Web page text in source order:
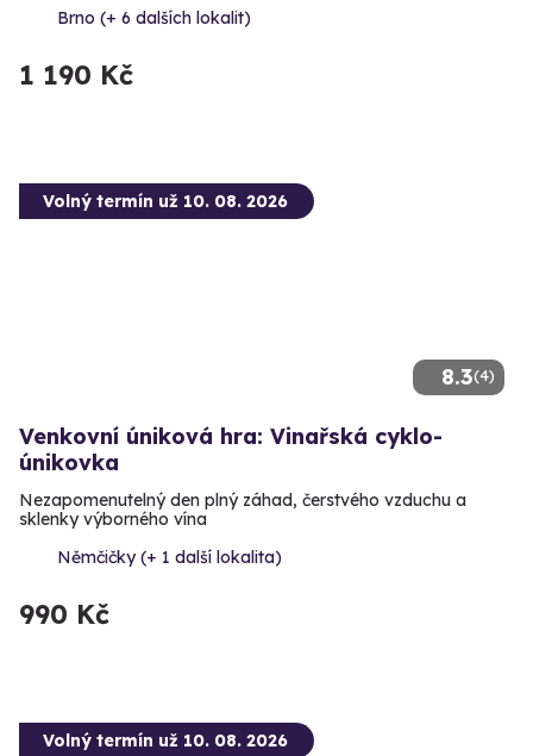
Brno (+ 6 dalších lokalit)
1 190 Kč
8.3(4)
Volný termín už 10. 08. 2026
Venkovní úniková hra: Vinařská cyklo-
únikovka
Nezapomenutelný den plný záhad, čerstvého vzduchu a
sklenky výborného vína
Němčičky (+ 1 další lokalita)
990 Kč
Volný termín už 10. 08. 2026